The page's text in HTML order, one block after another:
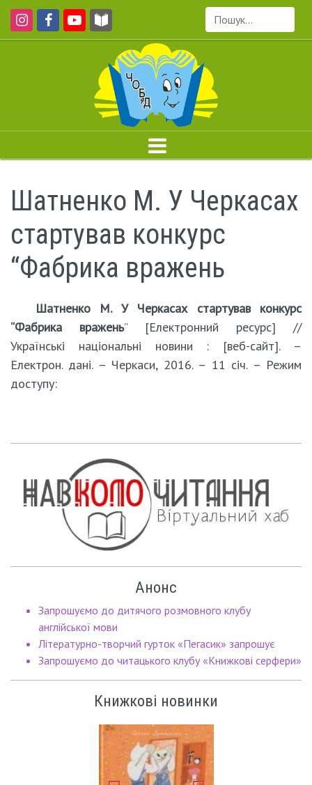
Пошук...
Шатненко М. У Черкасах
стартував конкурс
“Фабрика вражень
Шатненко М. У Черкасах стартував конкурс
“Фабрика вражень” [Електронний ресурс] //
Українські національні новини : [веб-сайт]. –
Електрон. дані. – Черкаси, 2016. – 11 січ. – Режим
доступу:
Анонс
Запрошуємо до дитячого розмовного клубу
англійської мови
Літературно-творчий гурток «Пегасик» запрошує
Запрошуємо до читацького клубу «Книжкові серфери»
Книжкові новинки